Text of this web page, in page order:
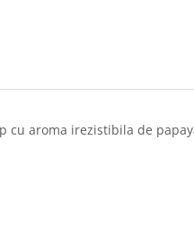
cu aroma irezistibila de